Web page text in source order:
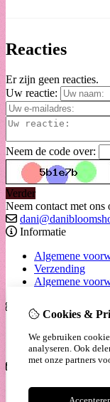
Reacties
Er zijn geen reacties.
Uw reactie:
Neem de code over:
Verder
Neem contact met ons
Informatie
Algemene
Verzending
Algemene
Extra
Aanbiedingen
Klantenservice
Contact
Cookies &
We gebruiken
analyseren. Ook
met onze partners